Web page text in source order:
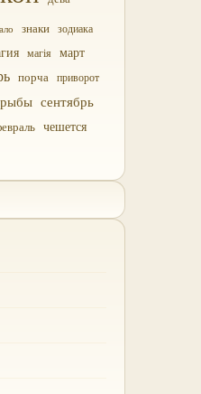
знаки зодиака
магія март
порча приворот
рыбы сентябрь
чешется